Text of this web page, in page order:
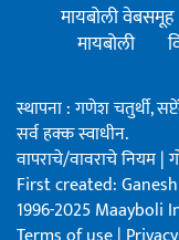
मायबोली वेबसमूह
मायबोली
स्थापना : गणेश चतुर्थी,
सर्व हक्क स्वाधीन.
वापराचे/वावराचे नियम|
First created:
1996-2025 Maayboli